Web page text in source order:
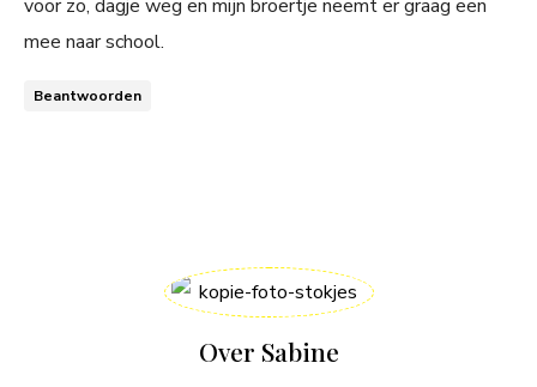
voor zo, dagje weg en mijn broertje neemt er graag een
mee naar school.
Beantwoorden
Over Sabine